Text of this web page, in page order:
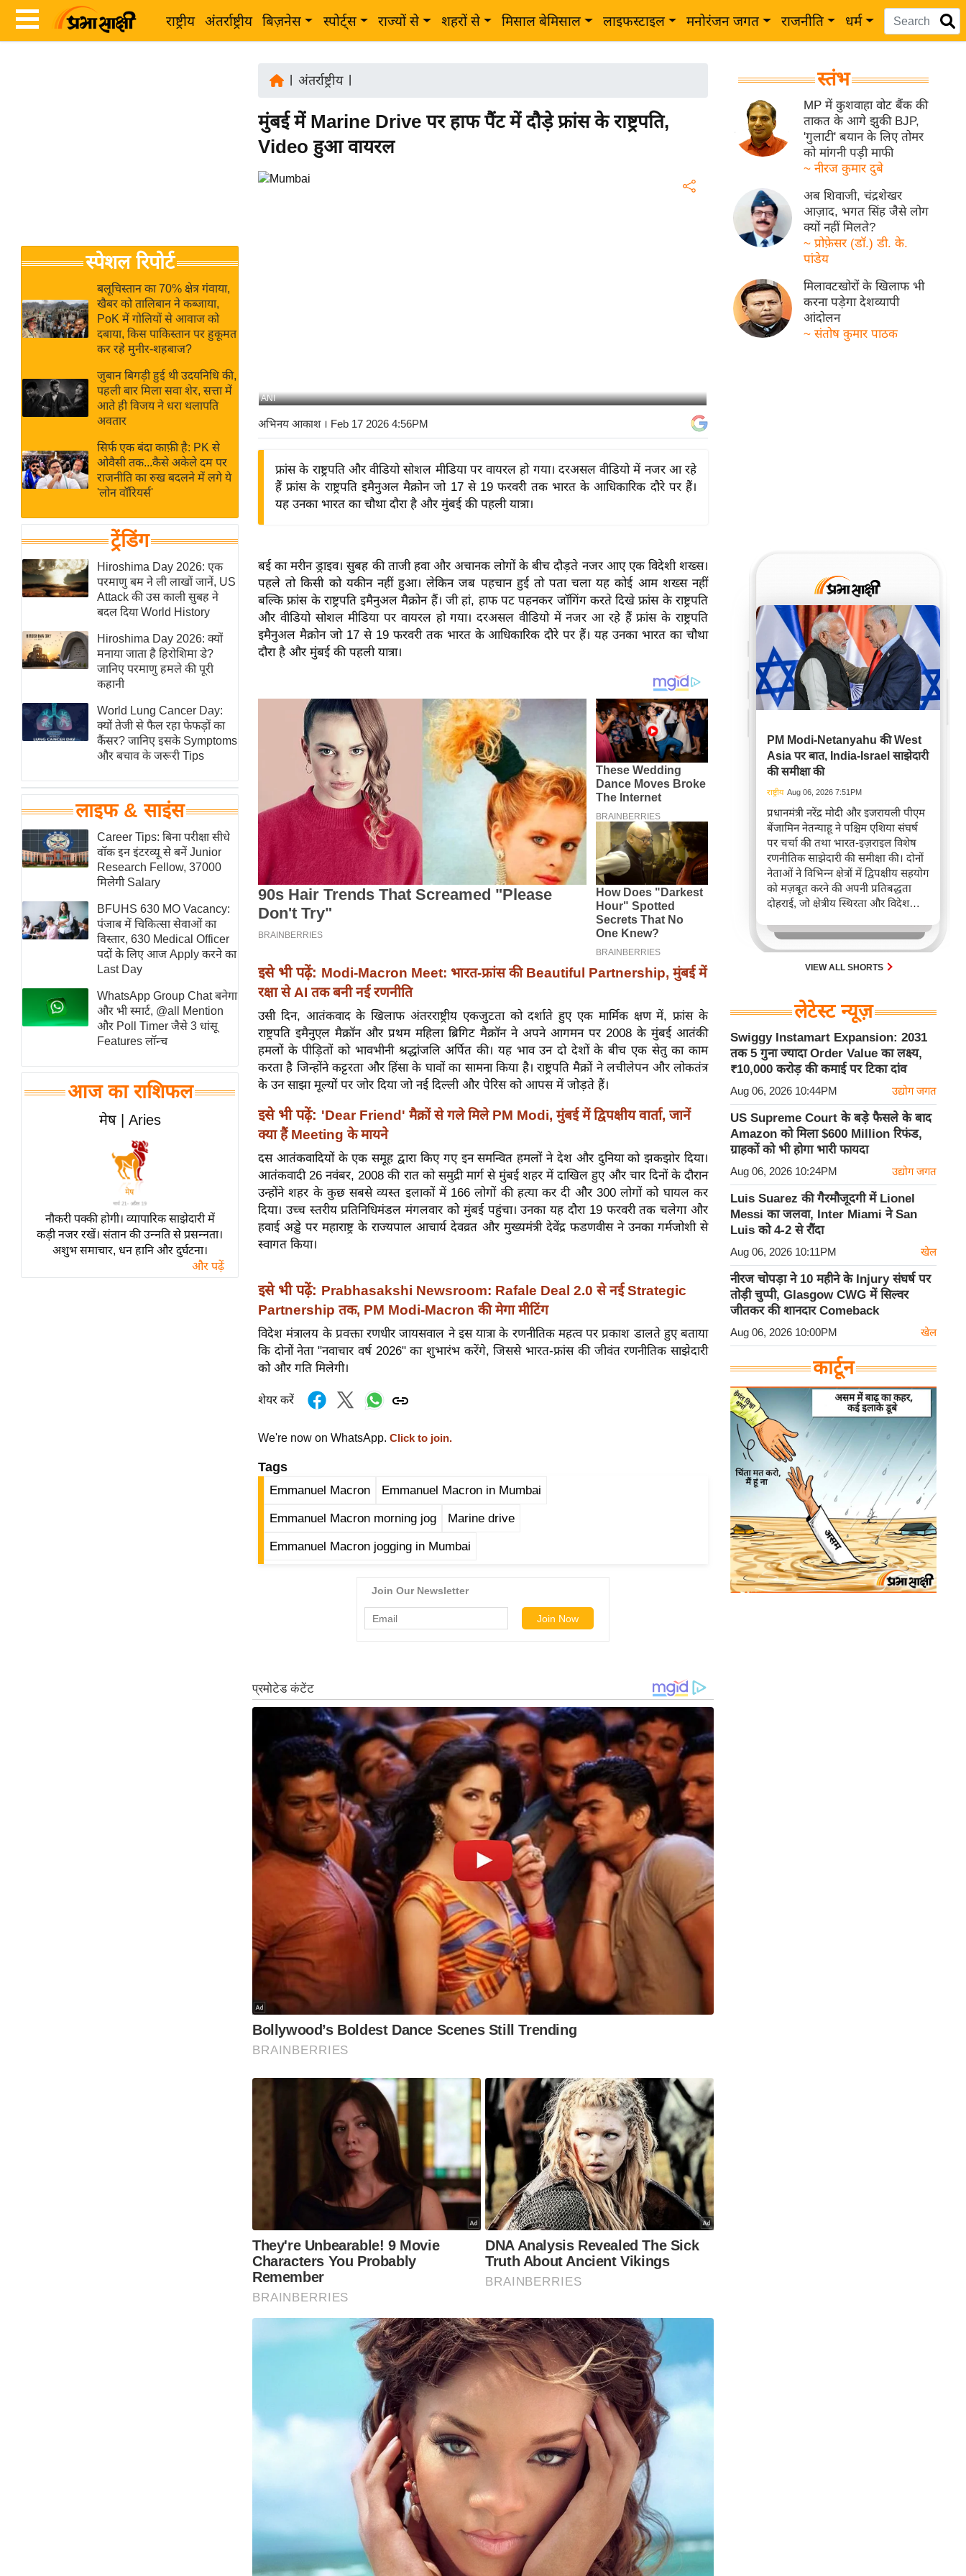
राष्ट्रीय अंतर्राष्ट्रीय बिज़नेस स्पोर्ट्स राज्यों से शहरों से मिसाल बेमिसाल लाइफस्टाइल मनोरंजन जगत राजनीति धर्म
Breaking
News in
Hindi
Hindi
Videos
जगत
राय
बजट
IPL
2026
ई-पेपर
मिसाल बेमिसाल
शख्सियत
यंग इंडिया
साहित्य जगत
ऑटो वर्ल्ड
न्यूज ब्रीफ
मनोरंजन जगत
बॉलीवुड
हॉलीवुड
फिल्म समीक्षा
News
लाइफस्टाइल
टेक्नॉलॉजी
ब्यूटी/फैशन
घरेलू नुस्खे
पर्यटन स्थल
फिटनेस मंत्रा
रिलेशनशिप
विश्लेषण
समसामयिक
मातृभूमि
स्तंभ
एम.
आर.
चाय पर
समीक्षा
व्रत
त्योहार
राशिफल
विशेष
स्पेशल रिपोर्ट
बलूचिस्तान का 70% क्षेत्र गंवाया,
खैबर को तालिबान ने कब्जाया,
PoK में गोलियों से आवाज को
दबाया, किस पाकिस्तान पर हुकूमत
कर रहे मुनीर-शहबाज?
जुबान बिगड़ी हुई थी उदयनिधि की,
पहली बार मिला सवा शेर, सत्ता में
आते ही विजय ने धरा थलापति
अवतार
सिर्फ एक बंदा काफ़ी है: PK से
ओवैसी तक...कैसे अकेले दम पर
राजनीति का रुख बदलने में लगे ये
'लोन वॉरियर्स'
ट्रेंडिंग
Hiroshima Day 2026: एक
परमाणु बम ने ली लाखों जानें, US
Attack की उस काली सुबह ने
बदल दिया World History
Hiroshima Day 2026: क्यों
मनाया जाता है हिरोशिमा डे?
जानिए परमाणु हमले की पूरी
कहानी
World Lung Cancer Day:
क्यों तेजी से फैल रहा फेफड़ों का
कैंसर? जानिए इसके Symptoms
और बचाव के जरूरी Tips
लाइफ & साइंस
Career Tips: बिना परीक्षा सीधे
वॉक इन इंटरव्यू से बनें Junior
Research Fellow, 37000
मिलेगी Salary
BFUHS 630 MO Vacancy:
पंजाब में चिकित्सा सेवाओं का
विस्तार, 630 Medical Officer
पदों के लिए आज Apply करने का
Last Day
WhatsApp Group Chat बनेगा
और भी स्मार्ट, @all Mention
और Poll Timer जैसे 3 धांसू
Features लॉन्च
आज का राशिफल
मेष | Aries
नौकरी पक्की होगी। व्यापारिक साझेदारी में
कड़ी नजर रखें। संतान की उन्नति से प्रसन्नता।
अशुभ समाचार, धन हानि और दुर्घटना।
और पढ़ें
अंतर्राष्ट्रीय|
मुंबई में Marine Drive पर हाफ पैंट में दौड़े फ्रांस के राष्ट्रपति,
Video हुआ वायरल
ANI
अभिनय आकाश। Feb 17 2026 4:56PM
फ्रांस के राष्ट्रपति और वीडियो सोशल मीडिया पर वायरल हो गया। दरअसल वीडियो में नजर आ रहे
हैं फ्रांस के राष्ट्रपति इमैनुअल मैक्रोन जो 17 से 19 फरवरी तक भारत के आधिकारिक दौरे पर हैं।
यह उनका भारत का चौथा दौरा है और मुंबई की पहली यात्रा।
बई का मरीन ड्राइव। सुबह की ताजी हवा और अचानक लोगों के बीच दौड़ते नजर आए एक विदेशी शख्स।
पहले तो किसी को यकीन नहीं हुआ। लेकिन जब पहचान हुई तो पता चला यह कोई आम शख्स नहीं
बल्कि फ्रांस के राष्ट्रपति इमैनुअल मैक्रोन हैं। जी हां, हाफ पट पहनकर जॉगिंग करते दिखे फ्रांस के राष्ट्रपति
और वीडियो सोशल मीडिया पर वायरल हो गया। दरअसल वीडियो में नजर आ रहे हैं फ्रांस के राष्ट्रपति
इमैनुअल मैक्रोन जो 17 से 19 फरवरी तक भारत के आधिकारिक दौरे पर हैं। यह उनका भारत का चौथा
दौरा है और मुंबई की पहली यात्रा।
इसे भी पढ़ें: Modi-Macron Meet: भारत-फ्रांस की Beautiful Partnership, मुंबई में
रक्षा से AI तक बनी नई रणनीति
उसी दिन, आतंकवाद के खिलाफ अंतरराष्ट्रीय एकजुटता को दर्शाते हुए एक मार्मिक क्षण में, फ्रांस के
राष्ट्रपति इमैनुएल मैक्रॉन और प्रथम महिला ब्रिगिट मैक्रॉन ने अपने आगमन पर 2008 के मुंबई आतंकी
हमलों के पीड़ितों को भावभीनी श्रद्धांजलि अर्पित की। यह भाव उन दो देशों के बीच एक सेतु का काम
करता है जिन्होंने कट्टरता और हिंसा के घावों का सामना किया है। राष्ट्रपति मैक्रों ने लचीलेपन और लोकतंत्र
के उन साझा मूल्यों पर जोर दिया जो नई दिल्ली और पेरिस को आपस में जोड़ते हैं।
इसे भी पढ़ें: 'Dear Friend' मैक्रों से गले मिले PM Modi, मुंबई में द्विपक्षीय वार्ता, जानें
क्या हैं Meeting के मायने
दस आतंकवादियों के एक समूह द्वारा किए गए इन समन्वित हमलों ने देश और दुनिया को झकझोर दिया।
आतंकवादी 26 नवंबर, 2008 की रात को समुद्री मार्ग से मुंबई शहर में दाखिल हुए और चार दिनों के दौरान
उन्होंने शहर के कुछ सबसे व्यस्त इलाकों में 166 लोगों की हत्या कर दी और 300 लोगों को घायल कर
दिया। उच्च स्तरीय प्रतिनिधिमंडल मंगलवार को मुंबई पहुंचा। उनका यह दौरा 19 फरवरी तक चलेगा और
हवाई अड्डे पर महाराष्ट्र के राज्यपाल आचार्य देवव्रत और मुख्यमंत्री देवेंद्र फडणवीस ने उनका गर्मजोशी से
स्वागत किया।
इसे भी पढ़ें: Prabhasakshi Newsroom: Rafale Deal 2.0 से नई Strategic
Partnership तक, PM Modi-Macron की मेगा मीटिंग
विदेश मंत्रालय के प्रवक्ता रणधीर जायसवाल ने इस यात्रा के रणनीतिक महत्व पर प्रकाश डालते हुए बताया
कि दोनों नेता "नवाचार वर्ष 2026" का शुभारंभ करेंगे, जिससे भारत-फ्रांस की जीवंत रणनीतिक साझेदारी
को और गति मिलेगी।
शेयर करें
We're now on WhatsApp. Click to join.
Tags
Emmanuel Macron Emmanuel Macron in Mumbai
Emmanuel Macron morning jog Marine drive
Emmanuel Macron jogging in Mumbai
स्तंभ
MP में कुशवाहा वोट बैंक की
ताकत के आगे झुकी BJP,
'गुलाटी' बयान के लिए तोमर
को मांगनी पड़ी माफी
~ नीरज कुमार दुबे
अब शिवाजी, चंद्रशेखर
आज़ाद, भगत सिंह जैसे लोग
क्यों नहीं मिलते?
~ प्रोफ़ेसर (डॉ.) डी. के.
पांडेय
मिलावटखोरों के खिलाफ भी
करना पड़ेगा देशव्यापी
आंदोलन
~ संतोष कुमार पाठक
PM Modi-Netanyahu की West
Asia पर बात, India-Israel साझेदारी
की समीक्षा की
राष्ट्रीय Aug 06, 2026 7:51PM
प्रधानमंत्री नरेंद्र मोदी और इजरायली पीएम
बेंजामिन नेतन्याहू ने पश्चिम एशिया संघर्ष
पर चर्चा की तथा भारत-इज़राइल विशेष
रणनीतिक साझेदारी की समीक्षा की। दोनों
नेताओं ने विभिन्न क्षेत्रों में द्विपक्षीय सहयोग
को मज़बूत करने की अपनी प्रतिबद्धता
दोहराई, जो क्षेत्रीय स्थिरता और विदेश
करता है।
VIEW ALL SHORTS
लेटेस्ट न्यूज़
Swiggy Instamart Expansion: 2031
तक 5 गुना ज्यादा Order Value का लक्ष्य,
₹10,000 करोड़ की कमाई पर टिका दांव
Aug 06, 2026 10:44PM उद्योग जगत
US Supreme Court के बड़े फैसले के बाद
Amazon को मिला $600 Million रिफंड,
ग्राहकों को भी होगा भारी फायदा
Aug 06, 2026 10:24PM उद्योग जगत
Luis Suarez की गैरमौजूदगी में Lionel
Messi का जलवा, Inter Miami ने San
Luis को 4-2 से रौंदा
Aug 06, 2026 10:11PM खेल
नीरज चोपड़ा ने 10 महीने के Injury संघर्ष पर
तोड़ी चुप्पी, Glasgow CWG में सिल्वर
जीतकर की शानदार Comeback
Aug 06, 2026 10:00PM खेल
कार्टून